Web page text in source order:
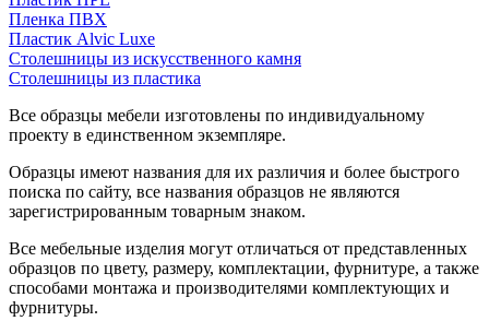
Пленка ПВХ
Пластик Alvic Luxe
Столешницы из искусственного камня
Столешницы из пластика
Все образцы мебели изготовлены по индивидуальному
проекту в единственном экземпляре.
Образцы имеют названия для их различия и более быстрого
поиска по сайту, все названия образцов не являются
зарегистрированным товарным знаком.
Все мебельные изделия могут отличаться от представленных
образцов по цвету, размеру, комплектации, фурнитуре, а также
способами монтажа и производителями комплектующих и
фурнитуры.